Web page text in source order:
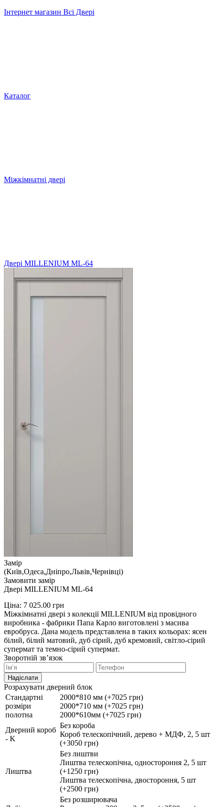
Інтернет магазин Всі Двері
Каталог
Міжкімнатні двері
Двері MILLENIUM ML-64
Замір
(Київ,Одеса,Дніпро,Львів,Чернівці)
Замовити замір
Двері MILLENIUM ML-64
Ціна: 7 025.00 грн
Міжкімнатні двері з колекції MILLENIUM від провідного
виробника - фабрики Папа Карло виготовлені з масива
евробруса. Дана модель представлена в таких кольорах: ясен
білий, білий матовий, дуб сірий, дуб кремовий, світло-сірий
супермат та темно-сірий супермат.
Зворотній зв’язок
Надіслати
Розрахувати дверний блок
Стандартні
розміри
полотна
2000*810 мм (+7025 грн)
2000*710 мм (+7025 грн)
2000*610мм (+7025 грн)
Дверний короб
- K
Без короба
Короб телескопічний, дерево + МДФ, 2, 5 шт
(+3050 грн)
Лиштва
Без лиштви
Лиштва телескопічна, одностороння 2, 5 шт
(+1250 грн)
Лиштва телескопічна, двостороння, 5 шт
(+2500 грн)
Без розширювача